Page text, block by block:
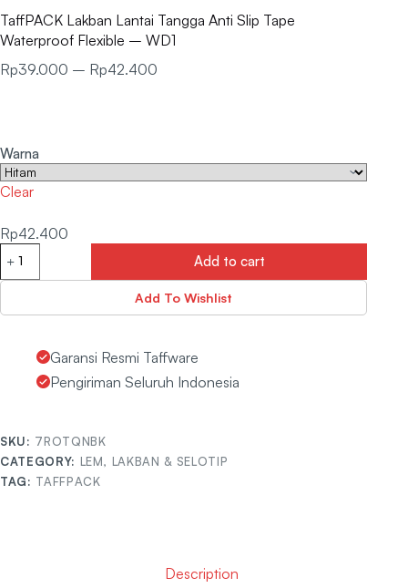
TaffPACK Lakban Lantai Tangga Anti Slip Tape
Waterproof Flexible – WD1
Rp39.000 – Rp42.400
Warna
Clear
Rp42.400
Add to cart
Add To Wishlist
Garansi Resmi Taffware
Pengiriman Seluruh Indonesia
SKU: 7ROTQNBK
CATEGORY: LEM, LAKBAN & SELOTIP
TAG: TAFFPACK
Description